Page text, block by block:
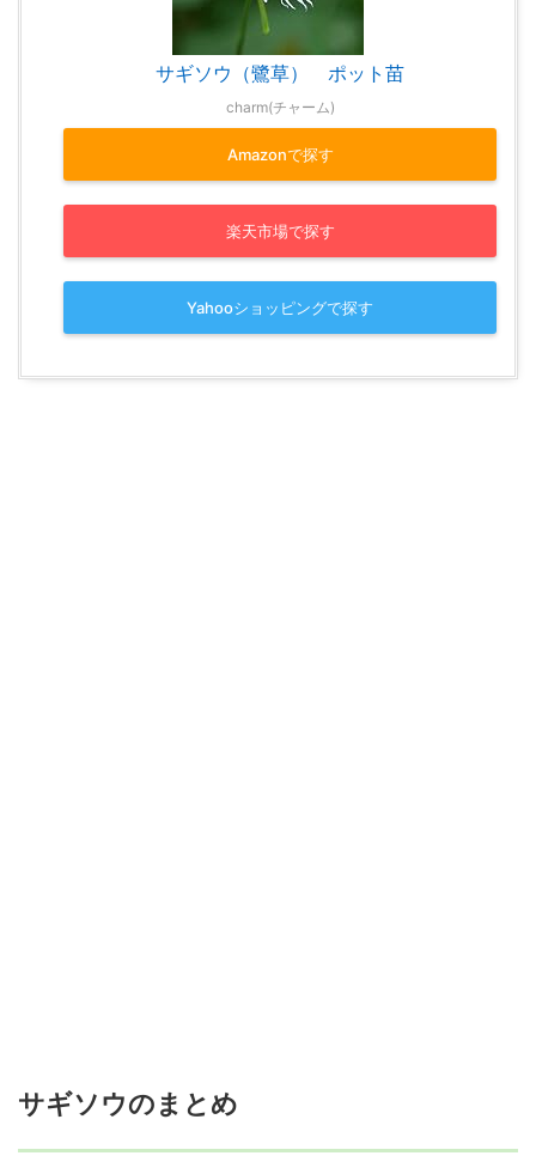
サギソウ（鷺草） ポット苗
charm(チャーム)
Amazonで探す
楽天市場で探す
Yahooショッピングで探す
サギソウのまとめ